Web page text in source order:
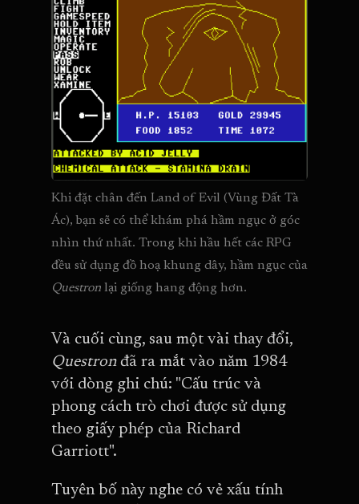
Khi đặt chân đến Land of Evil (Vùng Đất Tà
Ác), bạn sẽ có thể khám phá hầm ngục ở góc
nhìn thứ nhất. Trong khi hầu hết các RPG
Questron lại giống hang động hơn.
Và cuối cùng, sau một vài thay đổi,
Questron đã ra mắt vào năm 1984
với dòng ghi chú: "Cấu trúc và
phong cách trò chơi được sử dụng
theo giấy phép của Richard
Garriott".
Tuyên bố này nghe có vẻ xấu tính